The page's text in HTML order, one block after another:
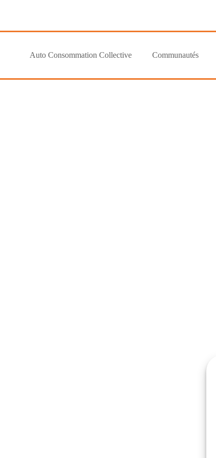
Auto Consommation Collective Communautés